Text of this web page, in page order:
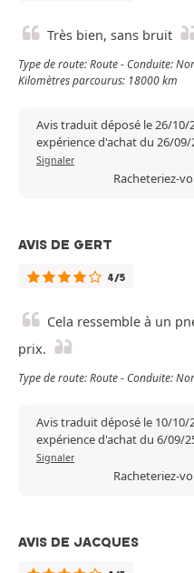
Très bien, sans bruit
Type de route: Route - Conduite:
Kilomètres parcourus: 18000 km
Avis traduit déposé le 26/10/
expérience d'achat du 26/09/
Signaler
Racheteriez-
AVIS DE GERT
4/5
Cela ressemble à un
prix.
Type de route: Route - Conduite:
Avis traduit déposé le 10/10/
expérience d'achat du 6/09/
Signaler
Racheteriez-
AVIS DE JACQUES